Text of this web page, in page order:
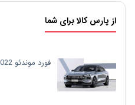
از پارس کالا برای شما
فورد موندئو 2022 برای بازار چین معرفی شد